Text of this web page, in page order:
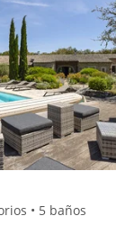
• 5 baños